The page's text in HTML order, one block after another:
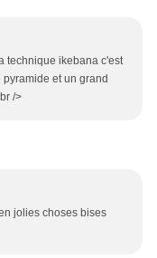
technique ikebana c'est
et un grand
/>
jolies choses bises